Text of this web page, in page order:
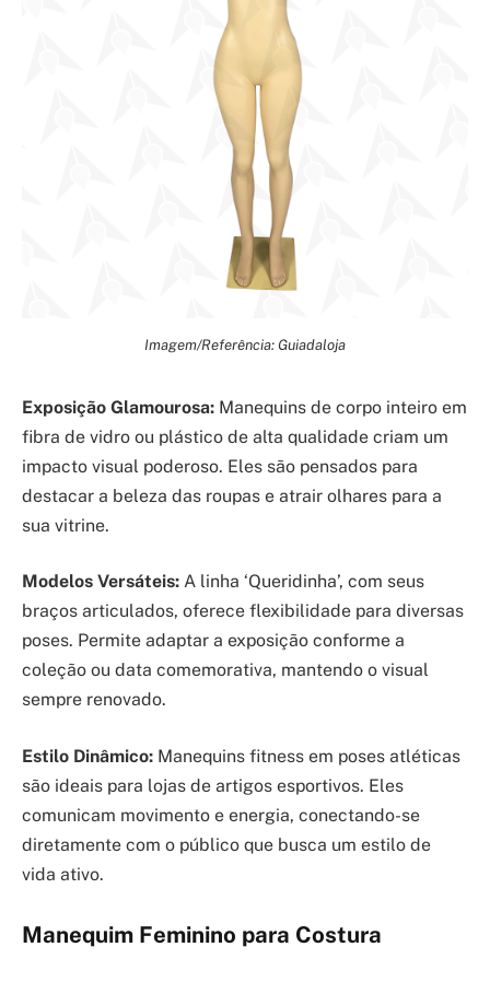
Imagem/Referência: Guiadaloja
Exposição Glamourosa: Manequins de corpo inteiro em
fibra de vidro ou plástico de alta qualidade criam um
impacto visual poderoso. Eles são pensados para
destacar a beleza das roupas e atrair olhares para a
sua vitrine.
Modelos Versáteis: A linha ‘Queridinha’, com seus
braços articulados, oferece flexibilidade para diversas
poses. Permite adaptar a exposição conforme a
coleção ou data comemorativa, mantendo o visual
sempre renovado.
Estilo Dinâmico: Manequins fitness em poses atléticas
são ideais para lojas de artigos esportivos. Eles
comunicam movimento e energia, conectando-se
diretamente com o público que busca um estilo de
vida ativo.
Manequim Feminino para Costura